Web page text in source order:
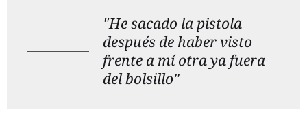
"He sacado la pistola
después de haber visto
frente a mí otra ya fuera
del bolsillo"